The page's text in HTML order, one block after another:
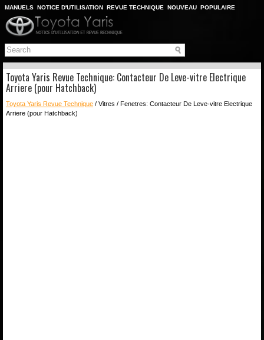
MANUELS NOTICE D'UTILISATION REVUE TECHNIQUE NOUVEAU POPULAIRE
PLAN DU SITE
CHERCHER
Toyota Yaris Revue Technique: Contacteur De Leve-vitre Electrique
Arriere (pour Hatchback)
Toyota Yaris Revue Technique / Vitres / Fenetres: Contacteur De Leve-vitre Electrique
Arriere (pour Hatchback)